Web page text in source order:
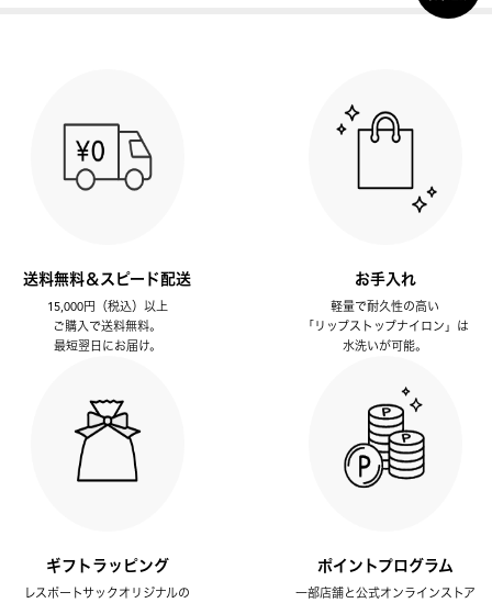
送料無料＆スピード配送
15,000円（税込）以上
ご購入で送料無料。
最短翌日にお届け。
お手入れ
軽量で耐久性の高い
「リップストップナイロン」は
水洗いが可能。
ギフトラッピング
レスポートサックオリジナルの
ポイントプログラム
一部店舗と公式オンラインストア